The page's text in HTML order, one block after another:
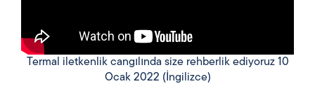
Termal iletkenlik cangılında size rehberlik ediyoruz 10
Ocak 2022 (İngilizce)